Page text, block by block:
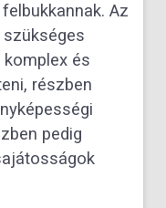
Az
komplex és
részben
pedig